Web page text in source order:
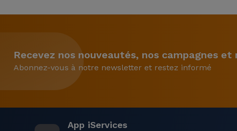
Recevez nos nouveautés, nos campagnes et
Abonnez-vous à notre newsletter et restez informé
App iServices